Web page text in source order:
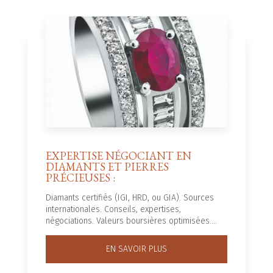
EXPERTISE NÉGOCIANT EN
DIAMANTS ET PIERRES
PRÉCIEUSES :
Diamants certifiés (IGI, HRD, ou GIA). Sources
internationales. Conseils, expertises,
négociations. Valeurs boursières optimisées....
EN SAVOIR PLUS